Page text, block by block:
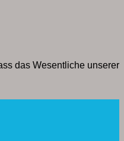
das Wesentliche unserer